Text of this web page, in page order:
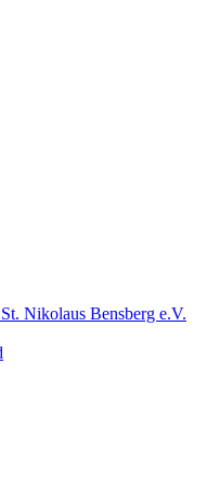
Nikolaus Bensberg e.V.